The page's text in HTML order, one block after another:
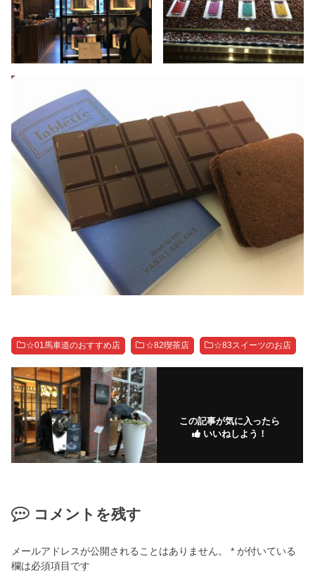
☆01馬車道のおすすめ店 ☆82喫茶店 ☆83スイーツのお店
この記事が気に入ったら
いいねしよう！
コメントを残す
メールアドレスが公開されることはありません。 * が付いている
欄は必須項目です